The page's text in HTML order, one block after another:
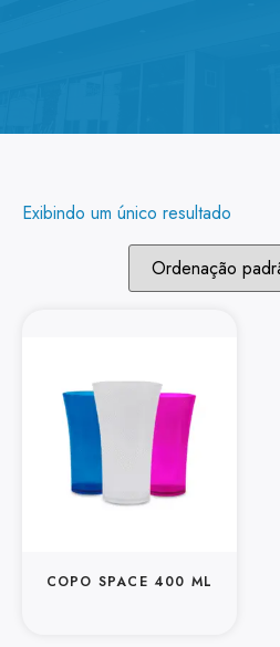
Exibindo um único resultado
COPO SPACE 400 ML